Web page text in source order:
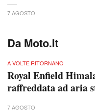
7 AGOSTO
Da Moto.it
A VOLTE RITORNANO
Royal Enfield
raffreddata ad aria
7 AGOSTO